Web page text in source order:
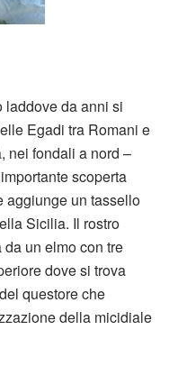
laddove da anni si
Egadi tra Romani e
nei fondali a nord –
scoperta
aggiunge un tassello
Sicilia. Il rostro
un elmo con tre
dove si trova
questore che
della micidiale